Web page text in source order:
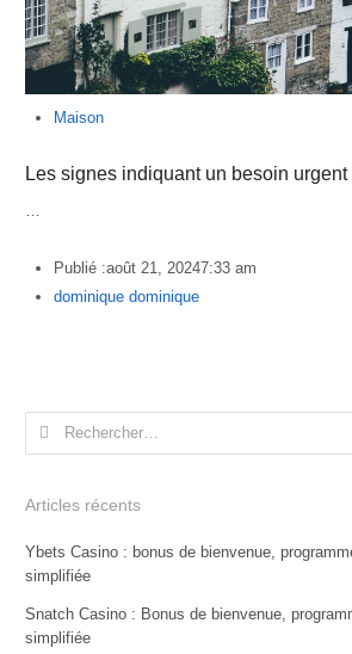
Maison
Les signes indiquant un besoin
Publié :août 21, 20247:33 am
Author
dominique dominique
Rechercher :
Articles récents
Ybets Casino : bonus de bienvenue,
simplifiée
Snatch Casino : Bonus de bienvenue,
simplifiée